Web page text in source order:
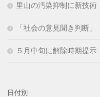
里山の汚染抑制に新技
「社会の意見聞き判断
５月中旬に解除時期提
日付別